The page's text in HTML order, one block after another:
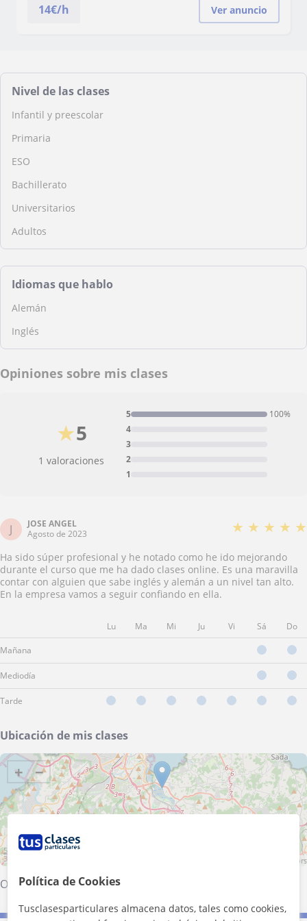
14€/h Ver anuncio
Nivel de las clases
Infantil y preescolar
Primaria
ESO
Bachillerato
Universitarios
Adultos
Idiomas que hablo
Alemán
Inglés
Opiniones sobre mis clases
5
★
1 valoraciones
1
2
3
4
5 100%
J
JOSE ANGEL
Agosto de 2023
★ ★ ★ ★ ★
Ha sido súper profesional y he notado como he ido mejorando
durante el curso que me ha dado clases online. Es una maravilla
contar con alguien que sabe inglés y alemán a un nivel tan alto.
En la empresa vamos a seguir confiando en ella.
Lu Ma Mi Ju Vi Sá Do
Mañana
Mediodía
Tarde
Ubicación de mis clases
+ −
5 km
3 mi
contributors
Oleiros·Culleredo·Cambre
Política de Cookies
Tusclasesparticulares almacena datos, tales como cookies,